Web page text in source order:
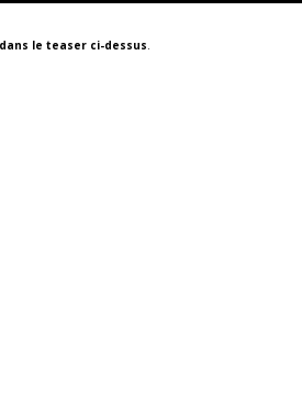
le teaser ci-dessus.